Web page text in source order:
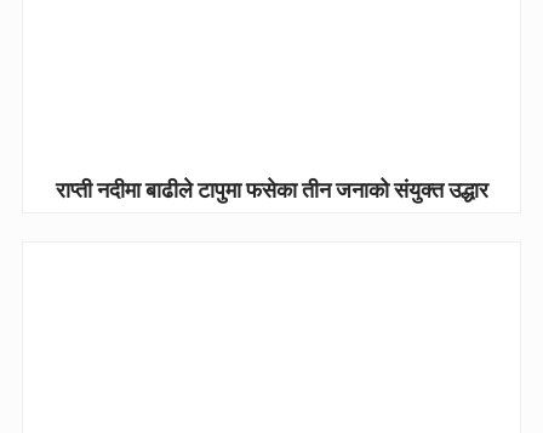
राप्ती नदीमा बाढीले टापुमा फसेका तीन जनाको संयुक्त उद्धार